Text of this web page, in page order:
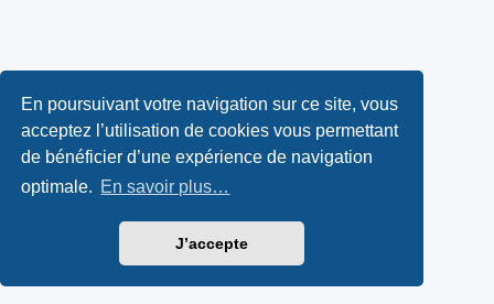
En poursuivant votre navigation sur ce site, vous
acceptez l’utilisation de cookies vous permettant
de bénéficier d’une expérience de navigation
optimale. En savoir plus…
J’accepte